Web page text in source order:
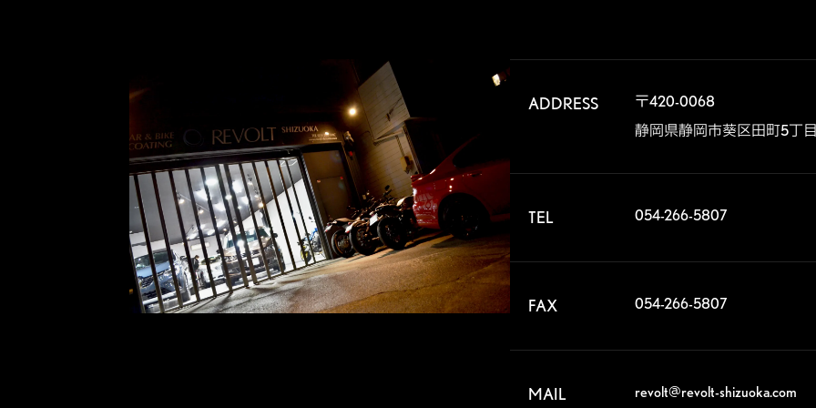
ADDRESS
〒420-0068
静岡県静岡市葵区田町5丁
TEL 054-266-5807
FAX 054-266-5807
MAIL revolt@revolt-shizuoka.com